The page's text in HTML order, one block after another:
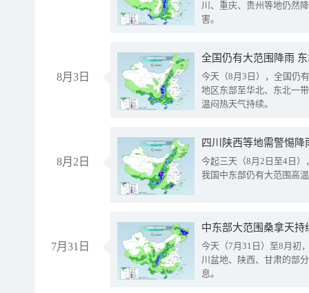
川、重庆、贵州等地仍然
害。
8月3日
全国仍有大范围降雨
今天（8月3日），全国仍
地区东部至华北、东北一
温闷热天气持续。
8月2日
今起三天（8月2日至4日
我国中东部仍有大范围高
7月31日
中东部大范围桑拿天
今天（7月31日）至8月初
川盆地、陕西、甘肃的部
息。